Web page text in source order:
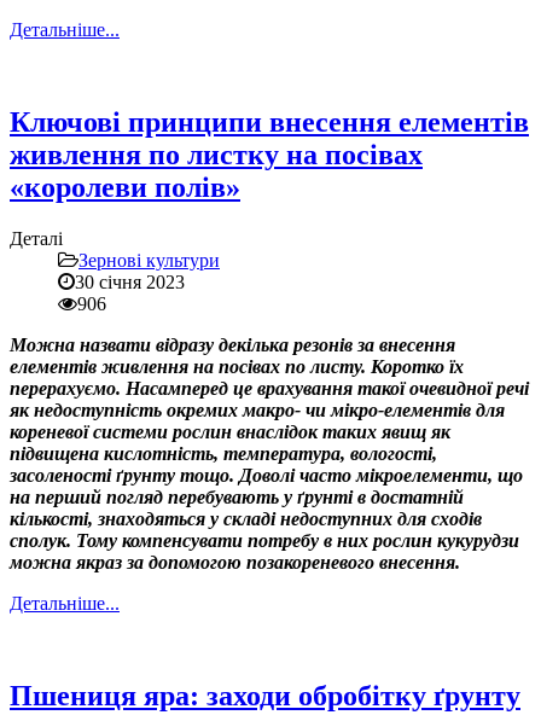
Детальніше...
Ключові принципи внесення елементів
живлення по листку на посівах
«королеви полів»
Деталі
Зернові культури
30 січня 2023
906
Можна назвати відразу декілька резонів за внесення
елементів живлення на посівах по листу. Коротко їх
перерахуємо. Насамперед це врахування такої очевидної речі
як недоступність окремих макро- чи мікро-елементів для
кореневої системи рослин внаслідок таких явищ як
підвищена кислотність, температура, вологості,
засоленості ґрунту тощо. Доволі часто мікроелементи, що
на перший погляд перебувають у ґрунті в достатній
кількості, знаходяться у складі недоступних для сходів
сполук. Тому компенсувати потребу в них рослин кукурудзи
можна якраз за допомогою позакореневого внесення.
Детальніше...
Пшениця яра: заходи обробітку ґрунту